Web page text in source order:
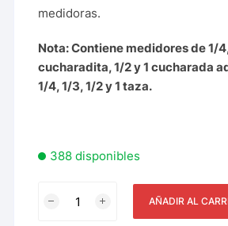
medidoras.
Nota: Contiene medidores de 1/
cucharadita, 1/2 y 1 cucharada
1/4, 1/3, 1/2 y 1 taza.
388 disponibles
AÑADIR AL